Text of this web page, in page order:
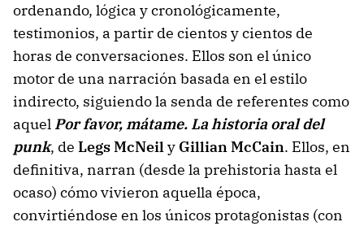
ordenando, lógica y cronológicamente,
testimonios, a partir de cientos y cientos de
horas de conversaciones. Ellos son el único
motor de una narración basada en el estilo
indirecto, siguiendo la senda de referentes como
aquel Por favor, mátame. La historia oral del
punk, de Legs McNeily Gillian McCain. Ellos, en
definitiva, narran (desde la prehistoria hasta el
ocaso) cómo vivieron aquella época,
convirtiéndose en los únicos protagonistas (con